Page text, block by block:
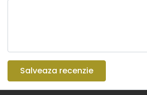
Salveaza recenzie